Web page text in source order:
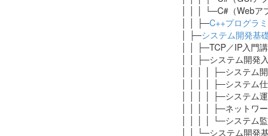
│ │ │ └─C#（Webア
│ │ ├─C++プログラ
│ ├─システム開発基
│ │ ├─TCP／IP入門
│ │ ├─システム開発
│ │ │ │ ├─システム
│ │ │ │ ├─システム
│ │ │ │ ├─システム
│ │ │ │ ├─ネットワ
│ │ │ │ └─システム
│ │ └─システム開発